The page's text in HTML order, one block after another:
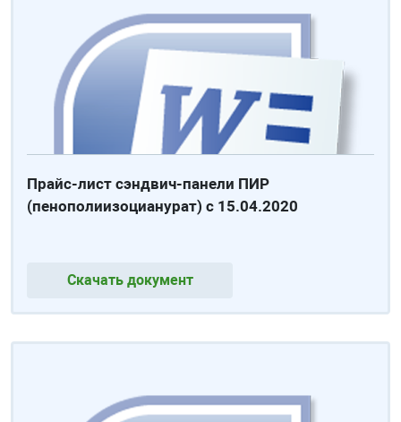
Прайс-лист сэндвич-панели ПИР
(пенополиизоцианурат) с 15.04.2020
Скачать документ